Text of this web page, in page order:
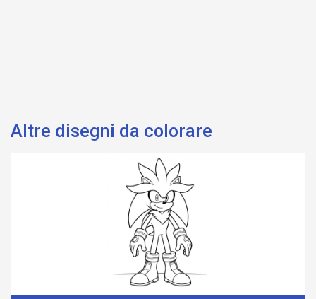
Altre disegni da colorare